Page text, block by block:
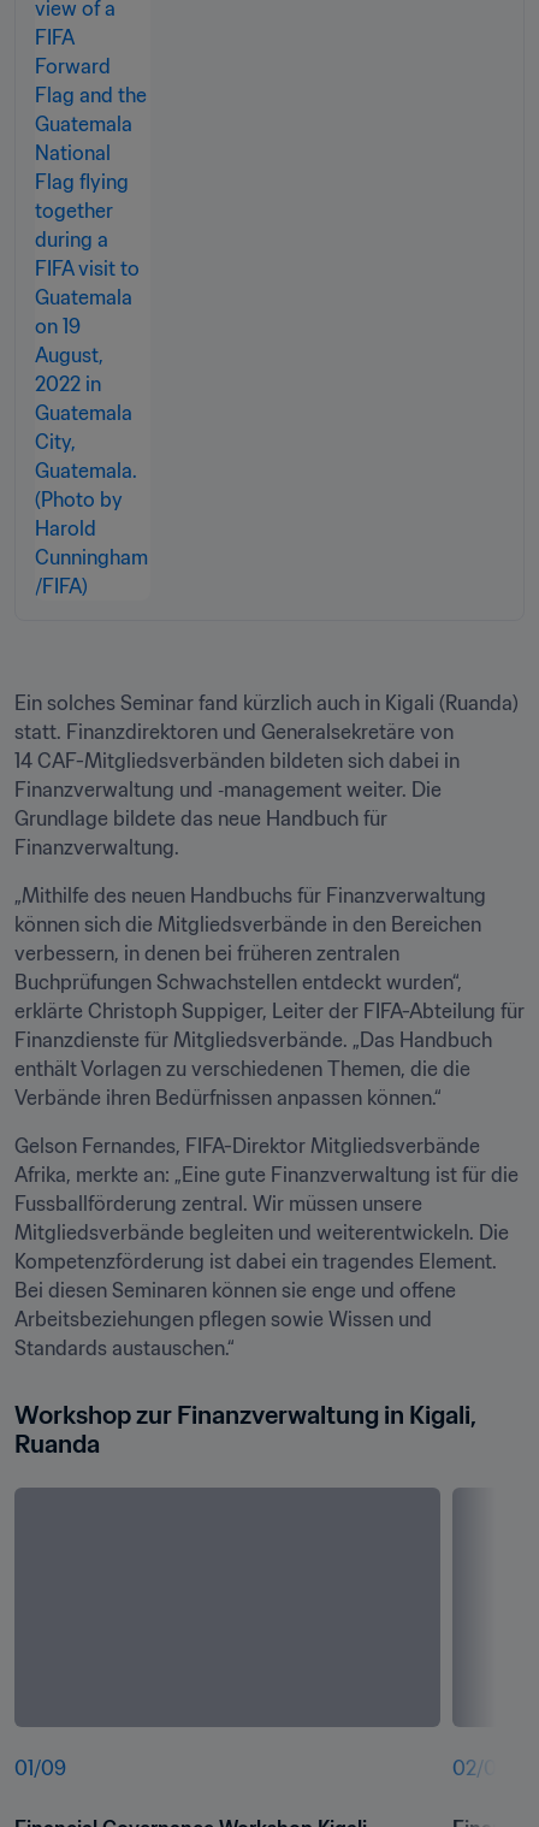
Ein solches Seminar fand kürzlich auch in Kigali (Ruanda)
statt. Finanzdirektoren und Generalsekretäre von
14 CAF-Mitgliedsverbänden bildeten sich dabei in
Finanzverwaltung und ‑management weiter. Die
Grundlage bildete das neue Handbuch für
Finanzverwaltung.
„Mithilfe des neuen Handbuchs für Finanzverwaltung
können sich die Mitgliedsverbände in den Bereichen
verbessern, in denen bei früheren zentralen
Buchprüfungen Schwachstellen entdeckt wurden“,
erklärte Christoph Suppiger, Leiter der FIFA-Abteilung für
Finanzdienste für Mitgliedsverbände. „Das Handbuch
enthält Vorlagen zu verschiedenen Themen, die die
Verbände ihren Bedürfnissen anpassen können.“
Gelson Fernandes, FIFA-Direktor Mitgliedsverbände
Afrika, merkte an: „Eine gute Finanzverwaltung ist für die
Fussballförderung zentral. Wir müssen unsere
Mitgliedsverbände begleiten und weiterentwickeln. Die
Kompetenzförderung ist dabei ein tragendes Element.
Bei diesen Seminaren können sie enge und offene
Arbeitsbeziehungen pflegen sowie Wissen und
Standards austauschen.“
Workshop zur Finanzverwaltung in Kigali,
Ruanda
01 /09 02/09